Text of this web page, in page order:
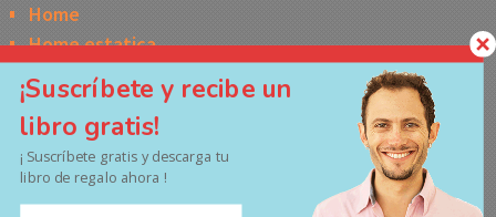
Home
Home estatica
Horóscopo semanal de la Kabbalah
Memes
No Access
Políticas de privacidad
Términos y Condiciones
¡Suscríbete y recibe un
libro gratis!
¡ Suscríbete gratis y descarga tu
libro de regalo ahora !